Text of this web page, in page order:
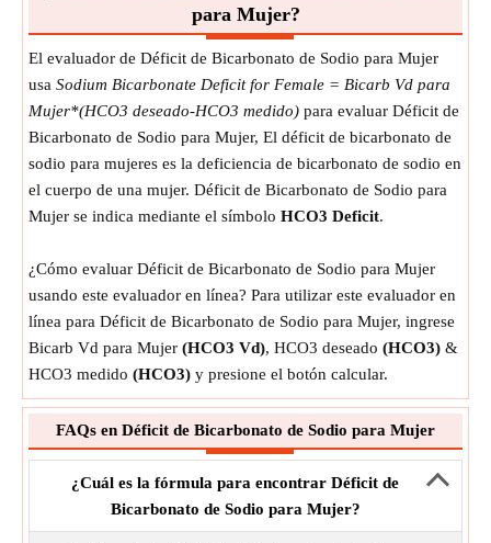
para Mujer?
El evaluador de Déficit de Bicarbonato de Sodio para Mujer
usa Sodium Bicarbonate Deficit for Female = Bicarb Vd para
Mujer*(HCO3 deseado-HCO3 medido) para evaluar Déficit de
Bicarbonato de Sodio para Mujer, El déficit de bicarbonato de
sodio para mujeres es la deficiencia de bicarbonato de sodio en
el cuerpo de una mujer. Déficit de Bicarbonato de Sodio para
Mujer se indica mediante el símbolo HCO3 Deficit.
¿Cómo evaluar Déficit de Bicarbonato de Sodio para Mujer
usando este evaluador en línea? Para utilizar este evaluador en
línea para Déficit de Bicarbonato de Sodio para Mujer, ingrese
Bicarb Vd para Mujer (HCO3 Vd), HCO3 deseado (HCO3) &
HCO3 medido (HCO3) y presione el botón calcular.
FAQs en Déficit de Bicarbonato de Sodio para Mujer
¿Cuál es la fórmula para encontrar Déficit de
Bicarbonato de Sodio para Mujer?